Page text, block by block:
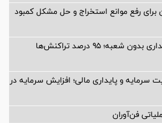
رفع موانع استخراج و حل مشکل کمبود
بانک سامان در مسیر بانکداری بدون شعبه؛ ۹۵ درصد تراکنش‌ها
سرمایه و پایداری مالی؛ افزایش سرمایه در